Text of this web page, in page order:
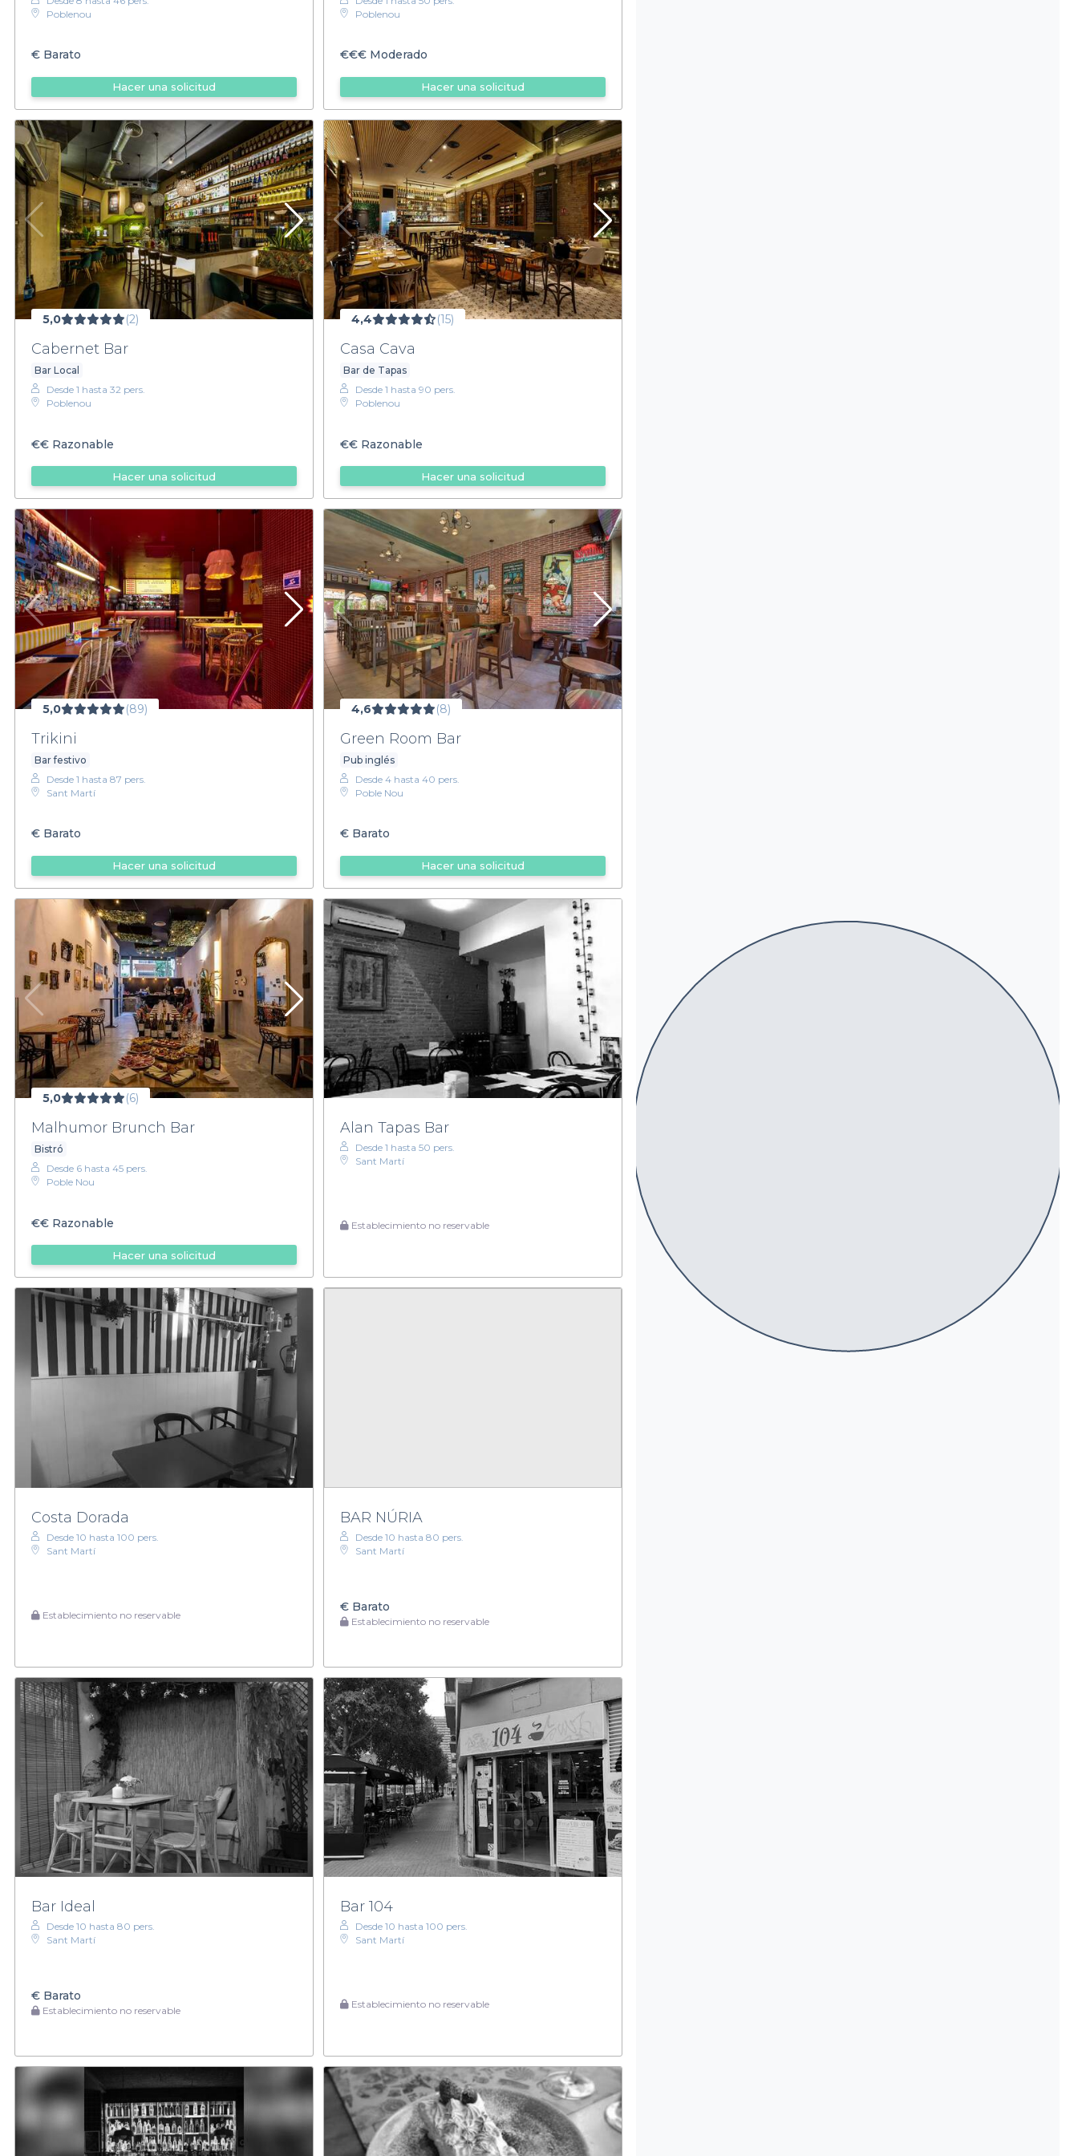
Poblenou
€ Barato
Hacer una solicitud
Poblenou
€€€Moderado
Hacer una solicitud
5,0 (2)
Cabernet Bar
Bar Local
Desde 1 hasta 32 pers.
Poblenou
€€ Razonable
Hacer una solicitud
4,4 (15)
Casa Cava
Bar de Tapas
Desde 1 hasta 90 pers.
Poblenou
€€Razonable
Hacer una solicitud
5,0 (89)
Trikini
Bar festivo
Desde 1 hasta 87 pers.
Sant Martí
€ Barato
Hacer una solicitud
4,6 (8)
Green Room Bar
Pub inglés
Desde 4 hasta 40 pers.
Poble Nou
€Barato
Hacer una solicitud
5,0 (6)
Malhumor Brunch Bar
Bistró
Desde 6 hasta 45 pers.
Poble Nou
€€ Razonable
Hacer una solicitud
Alan Tapas Bar
Desde 1 hasta 50 pers.
Sant Martí
Establecimiento no reservable
Costa Dorada
Desde 10 hasta 100 pers.
Sant Martí
Establecimiento no reservable
BAR NÚRIA
Desde 10 hasta 80 pers.
Sant Martí
€Barato
Establecimiento no reservable
Bar Ideal
Desde 10 hasta 80 pers.
Sant Martí
€ Barato
Establecimiento no reservable
Bar 104
Desde 10 hasta 100 pers.
Sant Martí
Establecimiento no reservable